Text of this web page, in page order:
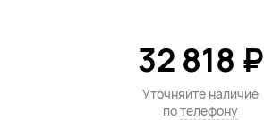
32 818 ₽
Уточняйте наличие
потелефону